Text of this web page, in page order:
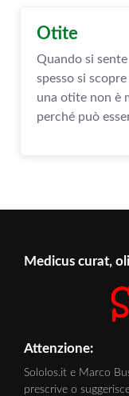
Otite
Quando si
spesso si
una otite non è
perché può
Medicus curat,
Attenzione:
Sololos.it e Marco
prescrive o